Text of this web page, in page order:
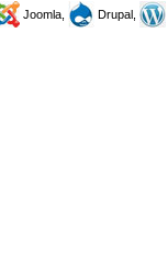
Joomla, Drupal,